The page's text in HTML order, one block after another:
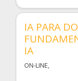
IA PARA
IA
ON-LINE,